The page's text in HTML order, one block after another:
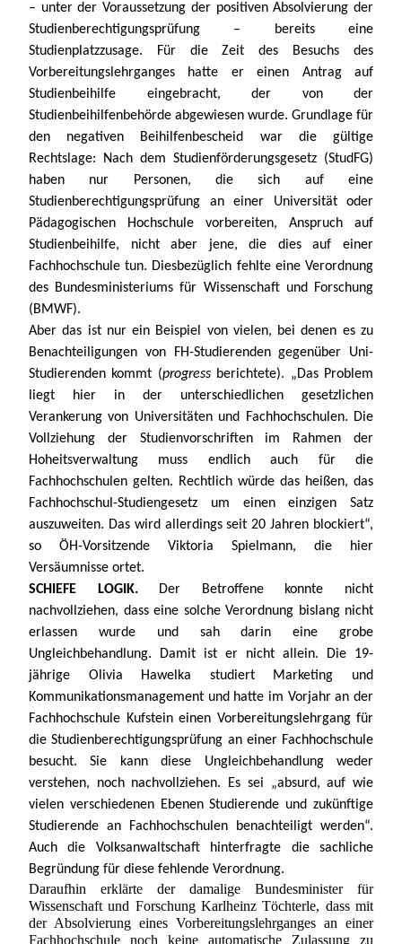
– unter der Voraussetzung der positiven Absolvierung der
Studienberechtigungsprüfung – bereits eine
Studienplatzzusage. Für die Zeit des Besuchs des
Vorbereitungslehrganges hatte er einen Antrag auf
Studienbeihilfe eingebracht, der von der
Studienbeihilfenbehörde abgewiesen wurde. Grundlage für
den negativen Beihilfenbescheid war die gültige
Rechtslage: Nach dem Studienförderungsgesetz (StudFG)
haben nur Personen, die sich auf eine
Studienberechtigungsprüfung an einer Universität oder
Pädagogischen Hochschule vorbereiten, Anspruch auf
Studienbeihilfe, nicht aber jene, die dies auf einer
Fachhochschule tun. Diesbezüglich fehlte eine Verordnung
des Bundesministeriums für Wissenschaft und Forschung
(BMWF).
Aber das ist nur ein Beispiel von vielen, bei denen es zu
Benachteiligungen von FH-Studierenden gegenüber Uni-
Studierenden kommt (progress berichtete). „Das Problem
liegt hier in der unterschiedlichen gesetzlichen
Verankerung von Universitäten und Fachhochschulen. Die
Vollziehung der Studienvorschriften im Rahmen der
Hoheitsverwaltung muss endlich auch für die
Fachhochschulen gelten. Rechtlich würde das heißen, das
Fachhochschul-Studiengesetz um einen einzigen Satz
auszuweiten. Das wird allerdings seit 20 Jahren blockiert“,
so ÖH-Vorsitzende Viktoria Spielmann, die hier
Versäumnisse ortet.
SCHIEFE LOGIK.
Der Betroffene konnte nicht
nachvollziehen, dass eine solche Verordnung bislang nicht
erlassen wurde und sah darin eine grobe
Ungleichbehandlung. Damit ist er nicht allein. Die 19-
jährige Olivia Hawelka studiert Marketing und
Kommunikationsmanagement und hatte im Vorjahr an der
Fachhochschule Kufstein einen Vorbereitungslehrgang für
die Studienberechtigungsprüfung an einer Fachhochschule
besucht. Sie kann diese Ungleichbehandlung weder
verstehen, noch nachvollziehen. Es sei „absurd, auf wie
vielen verschiedenen Ebenen Studierende und zukünftige
Studierende an Fachhochschulen benachteiligt werden“.
Auch die Volksanwaltschaft hinterfragte die sachliche
Begründung für diese fehlende Verordnung.
Daraufhin erklärte der damalige Bundesminister für
Wissenschaft und Forschung Karlheinz Töchterle, dass mit
der Absolvierung eines Vorbereitungslehrganges an einer
Fachhochschule noch keine automatische Zulassung zu